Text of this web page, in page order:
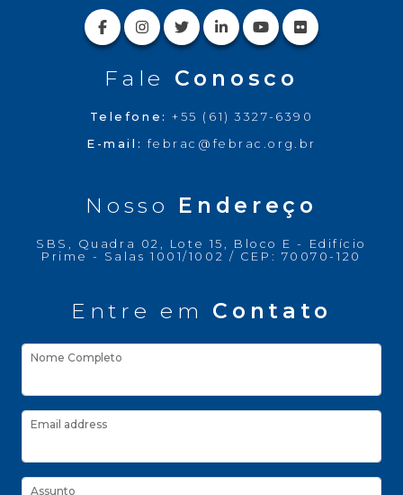
Fale Conosco
Telefone:
+55 (61) 3327-6390
E-mail: febrac@febrac.org.br
Nosso Endereço
SBS, Quadra 02, Lote 15, Bloco E - Edifício
Prime - Salas 1001/1002 / CEP: 70070-120
Entre em Contato
Nome Completo
Email address
Assunto